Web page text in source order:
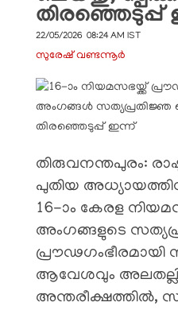
തിരഞ്ഞെടുപ്പ്
22/05/2026 08:24 AM IST
സുരേഷ് വണ്ടന്നൂർ
​തിരുവനന്തപുരം:
പുതിയ
16-ാം കേരള
അംഗങ്ങളുടെ
പ്രൗഢഗംഭീരമായി
ആവേശവും
അന്തരീക്ഷത്തിൽ,